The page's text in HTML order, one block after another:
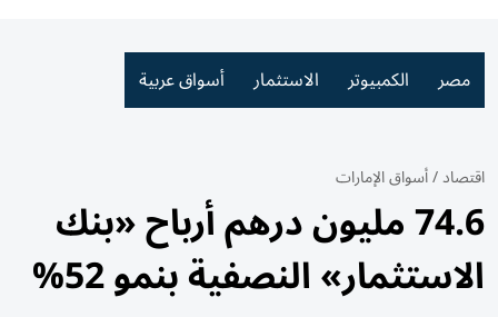
مصر الكمبيوتر الاستثمار أسواق عربية
اقتصاد/أسواق الإمارات
74.6 مليون درهم أرباح «بنك
الاستثمار» النصفية بنمو 52%